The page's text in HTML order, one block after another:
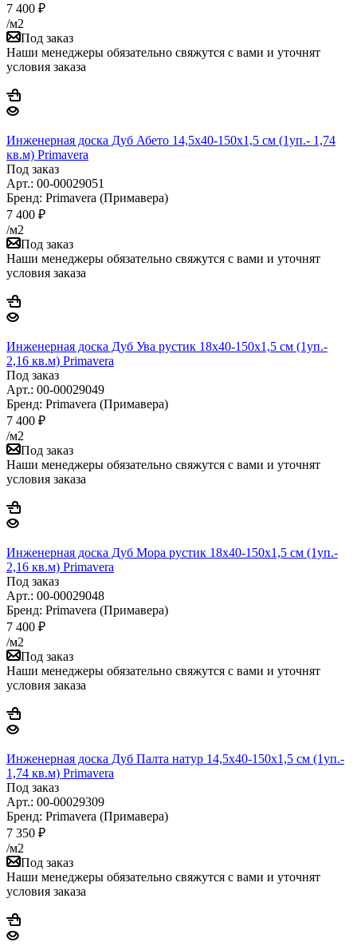
7 400 ₽
/м2
Под заказ
Наши менеджеры обязательно свяжутся с вами и уточнят
условия заказа
Инженерная доска Дуб Абето 14,5х40-150х1,5 см (1уп.- 1,74
кв.м) Primavera
Под заказ
Арт.: 00-00029051
Бренд: Primavera (Примавера)
7 400 ₽
/м2
Под заказ
Наши менеджеры обязательно свяжутся с вами и уточнят
условия заказа
Инженерная доска Дуб Ува рустик 18х40-150х1,5 см (1уп.-
2,16 кв.м) Primavera
Под заказ
Арт.: 00-00029049
Бренд: Primavera (Примавера)
7 400 ₽
/м2
Под заказ
Наши менеджеры обязательно свяжутся с вами и уточнят
условия заказа
Инженерная доска Дуб Мора рустик 18х40-150х1,5 см (1уп.-
2,16 кв.м) Primavera
Под заказ
Арт.: 00-00029048
Бренд: Primavera (Примавера)
7 400 ₽
/м2
Под заказ
Наши менеджеры обязательно свяжутся с вами и уточнят
условия заказа
Инженерная доска Дуб Палта натур 14,5х40-150х1,5 см (1уп.-
1,74 кв.м) Primavera
Под заказ
Арт.: 00-00029309
Бренд: Primavera (Примавера)
7 350 ₽
/м2
Под заказ
Наши менеджеры обязательно свяжутся с вами и уточнят
условия заказа